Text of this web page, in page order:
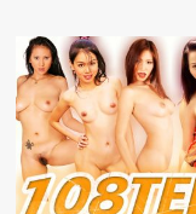
content